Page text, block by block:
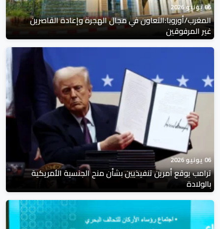
06 يونيو 2026
المغرب/أوروبا:التعاون في مجال الهجرة وإعادة القاصرين
غير المرفوقين
06 يونيو 2026
ترامب يوقع أمرين تنفيذيين بشأن منح الجنسية الأمريكية
بالولادة